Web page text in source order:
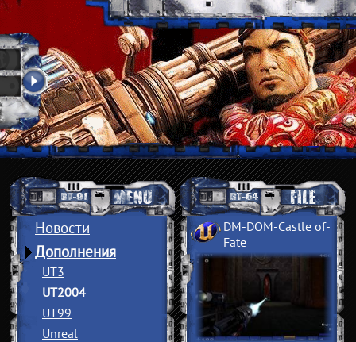
Новости
Дополнения
UT3
UT2004
UT99
Unreal
DM-DOM-Castle of­
Fate